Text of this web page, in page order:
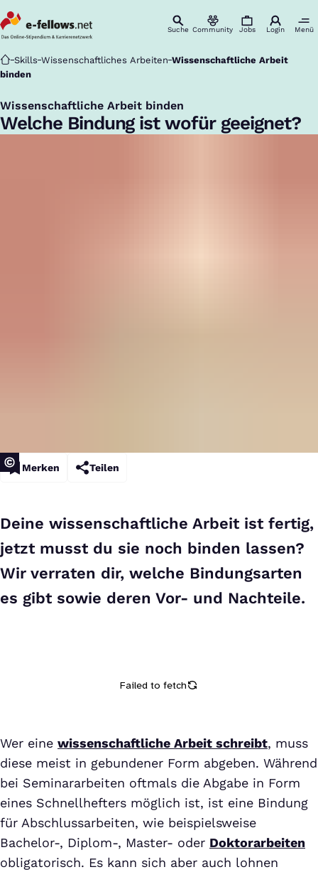
Suche Community Jobs Login Menü
Startseite
Skills Wissenschaftliches Arbeiten Wissenschaftliche Arbeit
binden
Wissenschaftliche Arbeit binden
:
Welche Bindung ist wofür geeignet?
Merken Teilen
Deine wissenschaftliche Arbeit ist fertig,
jetzt musst du sie noch binden lassen?
Wir verraten dir, welche Bindungsarten
es gibt sowie deren Vor- und Nachteile.
Wer eine wissenschaftliche Arbeit schreibt, muss
diese meist in gebundener Form abgeben. Während
bei Seminararbeiten oftmals die Abgabe in Form
eines Schnellhefters möglich ist, ist eine Bindung
für Abschlussarbeiten, wie beispielsweise
Bachelor-, Diplom-, Master- oder Doktorarbeiten
obligatorisch. Es kann sich aber auch lohnen